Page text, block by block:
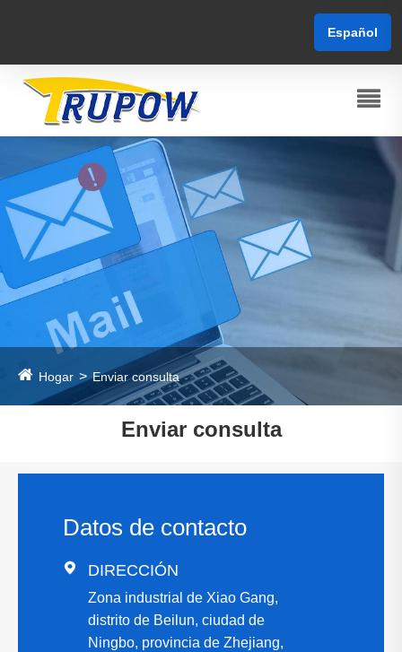
Español
Hogar Enviar consulta
Enviar consulta
Datos de contacto
 DIRECCIÓN
Zona industrial de Xiao Gang,
distrito de Beilun, ciudad de
Ningbo, provincia de Zhejiang,